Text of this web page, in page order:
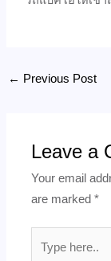
← Previous Post
Leave a
Your email
are marked*
here..